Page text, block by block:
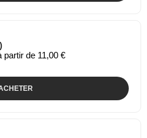
partir de 11,00 €